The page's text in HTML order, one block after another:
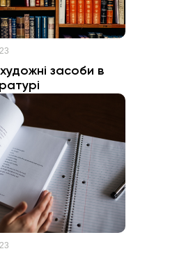
засоби в